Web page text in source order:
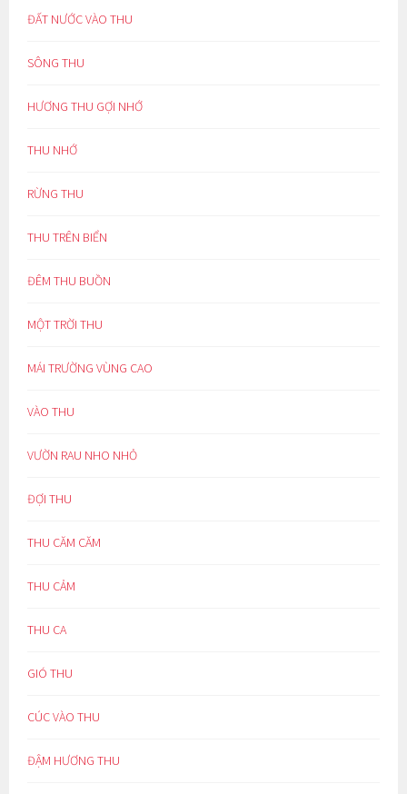
ĐẤT NƯỚC VÀO THU
SÔNG THU
HƯƠNG THU GỢI NHỚ
THU NHỚ
RỪNG THU
THU TRÊN BIỂN
ĐÊM THU BUỒN
MỘT TRỜI THU
MÁI TRƯỜNG VÙNG CAO
VÀO THU
VƯỜN RAU NHO NHỎ
ĐỢI THU
THU CĂM CĂM
THU CẢM
THU CA
GIÓ THU
CÚC VÀO THU
ĐẬM HƯƠNG THU